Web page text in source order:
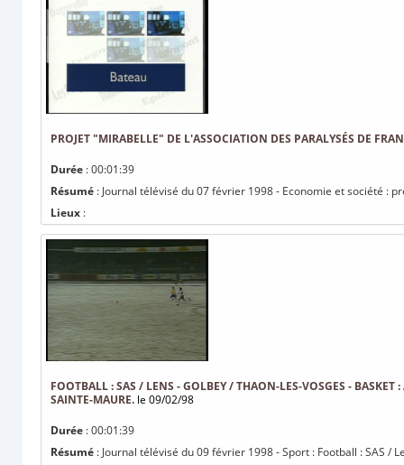
PROJET "MIRABELLE" DE L'ASSOCIATION DES PARALYSÉS DE
Durée : 00:01:39
Résumé : Journal télévisé du 07 février 1998 - Economie et société :
Lieux :
FOOTBALL : SAS / LENS - GOLBEY / THAON-LES-VOSGES -
SAINTE-MAURE. le 09/02/98
Durée : 00:01:39
Résumé : Journal télévisé du 09 février 1998 - Sport : Football : SAS /